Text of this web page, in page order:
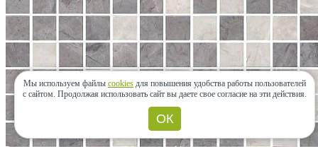
Мы используем файлы cookies для повышения удобства работы пользователей
с сайтом. Продолжая использовать сайт вы даете свое согласие на эти действия.
ОК